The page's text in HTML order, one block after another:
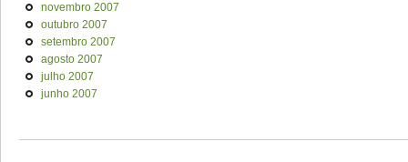
novembro 2007
outubro 2007
setembro 2007
agosto 2007
julho 2007
junho 2007